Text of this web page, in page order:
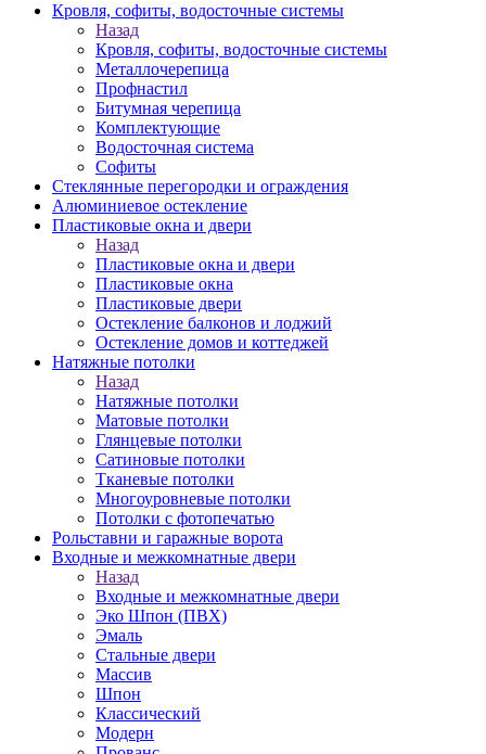
Кровля, софиты, водосточные системы
Назад
Кровля, софиты, водосточные системы
Металлочерепица
Профнастил
Битумная черепица
Комплектующие
Водосточная система
Софиты
Стеклянные перегородки и ограждения
Алюминиевое остекление
Пластиковые окна и двери
Назад
Пластиковые окна и двери
Пластиковые окна
Пластиковые двери
Остекление балконов и лоджий
Остекление домов и коттеджей
Натяжные потолки
Назад
Натяжные потолки
Матовые потолки
Глянцевые потолки
Сатиновые потолки
Тканевые потолки
Многоуровневые потолки
Потолки с фотопечатью
Рольставни и гаражные ворота
Входные и межкомнатные двери
Назад
Входные и межкомнатные двери
Эко Шпон (ПВХ)
Эмаль
Стальные двери
Массив
Шпон
Классический
Модерн